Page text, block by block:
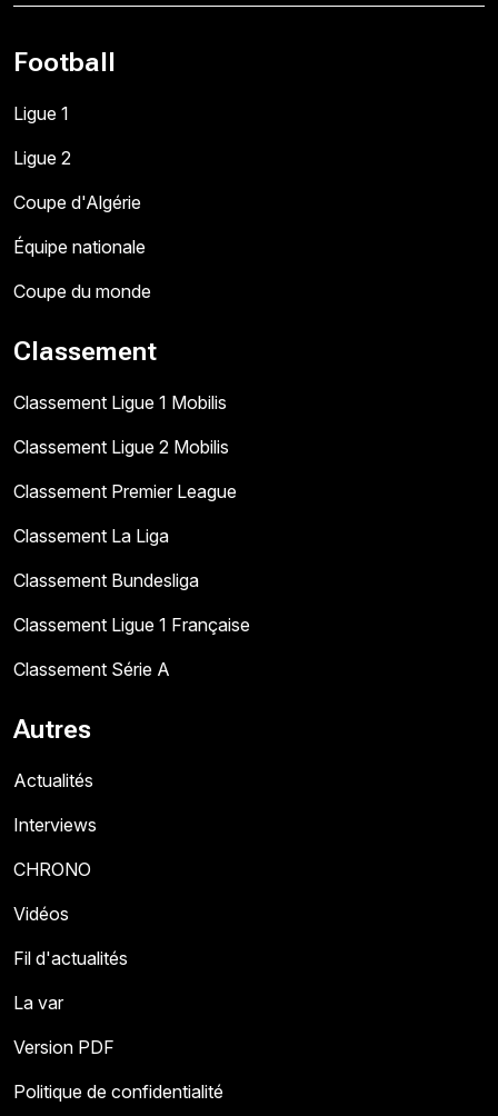
Football
Ligue 1
Ligue 2
Coupe d'Algérie
Équipe nationale
Coupe du monde
Classement
Classement Ligue 1 Mobilis
Classement Ligue 2 Mobilis
Classement Premier League
Classement La Liga
Classement Bundesliga
Classement Ligue 1 Française
Classement Série A
Autres
Actualités
Interviews
CHRONO
Vidéos
Fil d'actualités
La var
Version PDF
Politique de confidentialité